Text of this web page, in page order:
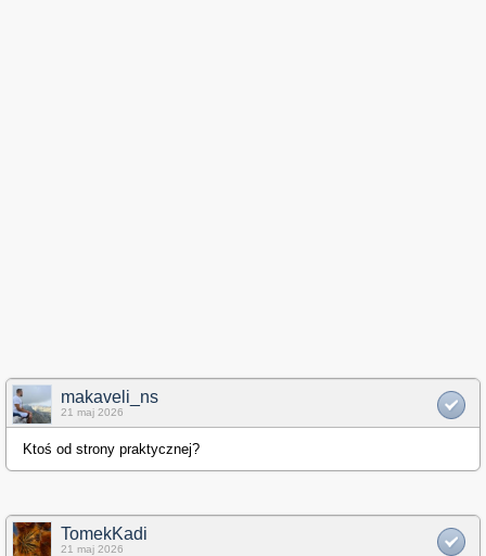
makaveli_ns
21 maj 2026
Ktoś od strony praktycznej?
TomekKadi
21 maj 2026